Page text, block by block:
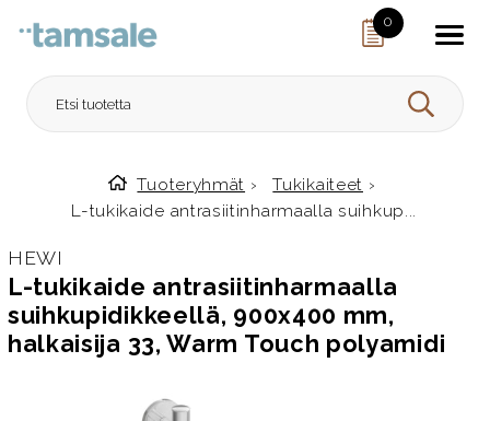
0
HAE
Etusivulle
Tuoteryhmät › Tukikaiteet ›
L-tukikaide antrasiitinharmaalla suihkup...
HEWI
L-tukikaide antrasiitinharmaalla
suihkupidikkeellä, 900x400 mm,
halkaisija 33, Warm Touch polyamidi